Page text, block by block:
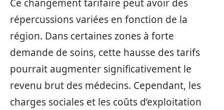
Ce changement tarifaire peut avoir des
répercussions variées en fonction de la
région. Dans certaines zones à forte
demande de soins, cette hausse des tarifs
pourrait augmenter significativement le
revenu brut des médecins. Cependant, les
charges sociales et les coûts d’exploitation